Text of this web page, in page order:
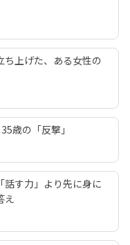
ち上げた、ある女性の
歳の「反撃」
話す力」より先に身に
え